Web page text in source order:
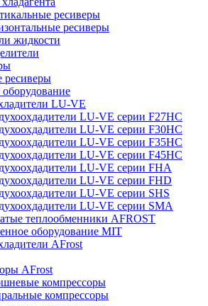
ресиверы
ресиверы
жидкости
ресиверы
LU-VE
LU-VE серии F27HC
LU-VE серии F30HC
LU-VE серии F35HC
LU-VE серии F45HC
LU-VE серии FHA
LU-VE серии FHD
LU-VE серии SHS
LU-VE серии SMA
теплообменники AFROST
оборудование MIT
AFrost
AFrost
компрессоры
компрессоры